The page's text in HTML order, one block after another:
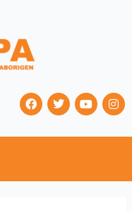
F
a
T
w
Y
o
I
n